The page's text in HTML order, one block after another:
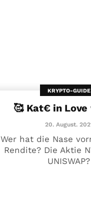
KRYPTO-GUIDE
🥰 Kat€ in
20. August.
Wer hat die Nase
Rendite? Die Aktie
UNISWAP?